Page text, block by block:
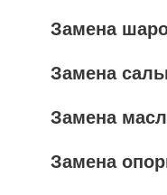
Замена
Замена
Замена
Замена